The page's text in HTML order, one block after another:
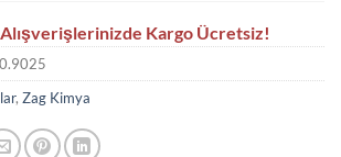
Kargo Ücretsiz!
, Zag Kimya